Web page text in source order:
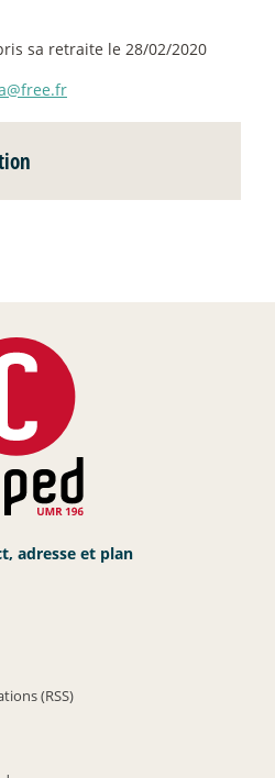
sa retraite le 28/02/2020
adresse et plan
(RSS)